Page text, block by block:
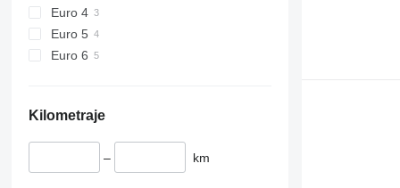
926
928
930
953
Euro 4
Euro 5
Euro 6
Kilometraje
– km